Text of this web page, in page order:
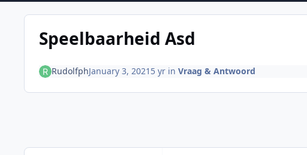
Speelbaarheid Asd
RudolfphJanuary 3, 2021 5 yrin Vraag & Antwoord